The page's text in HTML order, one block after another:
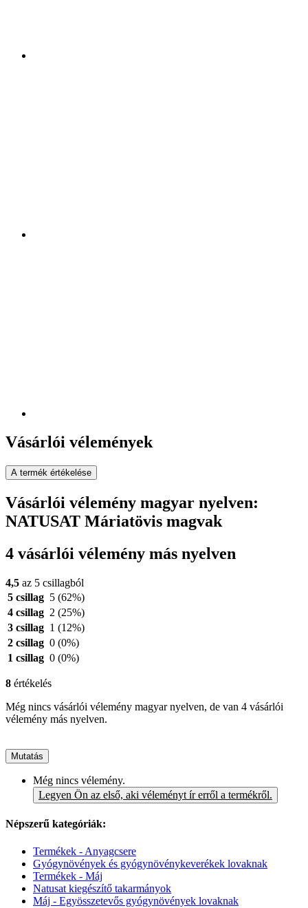
Vásárlói vélemények
A termék értékelése
Vásárlói vélemény magyar nyelven:
NATUSAT Máriatövis magvak
4 vásárlói vélemény más nyelven
4,5 az 5 csillagból
5 csillag 5 (62%)
4 csillag 2 (25%)
3 csillag 1 (12%)
2 csillag 0 (0%)
1 csillag 0 (0%)
8 értékelés
Még nincs vásárlói vélemény magyar nyelven, de van 4 vásárlói
vélemény más nyelven.
Mutatás
Még nincs vélemény.
Legyen Ön az első, aki véleményt ír erről a termékről.
Népszerű kategóriák:
Termékek - Anyagcsere
Gyógynövények és gyógynövénykeverékek lovaknak
Termékek - Máj
Natusat kiegészítő takarmányok
Máj - Egyösszetevős gyógynövények lovaknak